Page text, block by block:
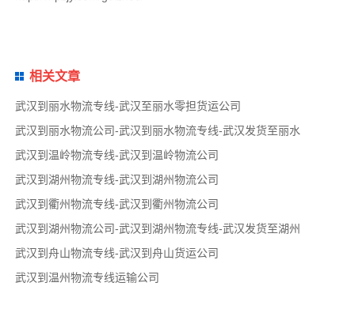
相关文章
武汉到丽水物流专线-武汉至丽水零担货运公司
武汉到丽水物流公司-武汉到丽水物流专线-武汉发货至丽水
武汉到温岭物流专线-武汉到温岭物流公司
武汉到湖州物流专线-武汉到湖州物流公司
武汉到衢州物流专线-武汉到衢州物流公司
武汉到湖州物流公司-武汉到湖州物流专线-武汉发货至湖州
武汉到舟山物流专线-武汉到舟山货运公司
武汉到温州物流专线运输公司